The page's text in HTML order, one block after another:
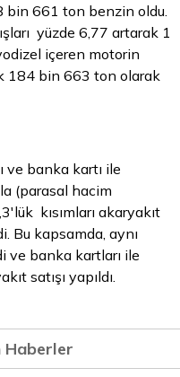
bin 661 ton benzin oldu.
yüzde 6,77 artarak 1
içeren motorin
184 bin 663 ton olarak
ve banka kartı ile
(parasal hacim
kısımları akaryakıt
Bu kapsamda, aynı
ve banka kartları ile
satışı yapıldı.
Haberler